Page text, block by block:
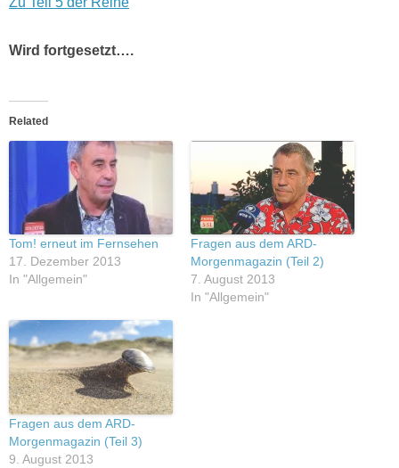
Wird fortgesetzt….
Related
Tom! erneut im Fernsehen
17. Dezember 2013
In "Allgemein"
Fragen aus dem ARD-
Morgenmagazin (Teil 2)
7. August 2013
In "Allgemein"
Fragen aus dem ARD-
Morgenmagazin (Teil 3)
9. August 2013